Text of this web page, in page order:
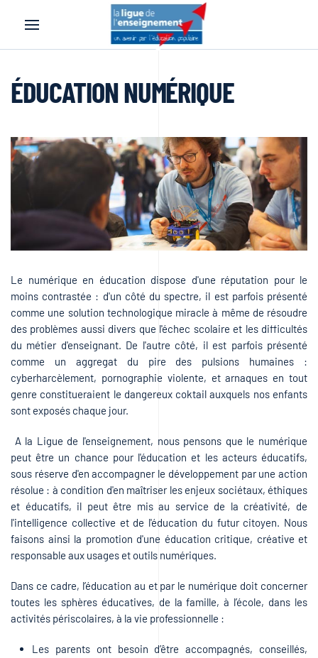
Accéder au contenu principal
ÉDUCATION NUMÉRIQUE
Le numérique en éducation dispose d'une réputation pour le
moins contrastée : d'un côté du spectre, il est parfois présenté
comme une solution technologique miracle à même de résoudre
des problèmes aussi divers que l'échec scolaire et les difficultés
du métier d'enseignant. De l'autre côté, il est parfois présenté
comme un aggregat du pire des pulsions humaines :
cyberharcèlement, pornographie violente, et arnaques en tout
genre constitueraient le dangereux coktail auxquels nos enfants
sont exposés chaque jour.
A la Ligue de l'enseignement, nous pensons que le numérique
peut être un chance pour l'éducation et les acteurs éducatifs,
sous réserve d'en accompagner le développement par une action
résolue : à condition d'en maîtriser les enjeux sociétaux, éthiques
et éducatifs, il peut être mis au service de la créativité, de
l'intelligence collective et de l'éducation du futur citoyen. Nous
faisons ainsi la promotion d'une éducation critique, créative et
responsable aux usages et outils numériques.
Dans ce cadre, l’éducation au et par le numérique doit concerner
toutes les sphères éducatives, de la famille, à l’école, dans les
activités périscolaires, à la vie professionnelle :
Les parents ont besoin d’être accompagnés, conseillés,